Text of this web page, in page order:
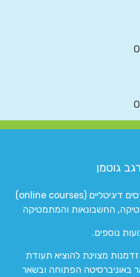
גוטמן
המרכז המוביל והמקצועי לקורסים דיגיטליים (online courses)
החשבונאות והמתמטיקה
נוספים.
מצוינת להוציא תעודת
באוניברסיטה הפתוחה ובשאר